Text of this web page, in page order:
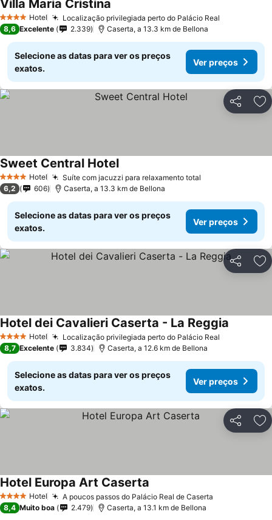
4 EstrelasHotel Localização privilegiada perto do Palácio Real
Villa Maria Cristina
8,6 Excelente 2.339 Caserta, a 13.3 km de Bellona
Selecione as datas para ver os preços
exatos.
Ver preços
Partilhar
4 EstrelasHotel Suíte com jacuzzi para relaxamento total
Sweet Central Hotel
6,2 606 Caserta, a 13.3 km de Bellona
Selecione as datas para ver os preços
exatos.
Ver preços
Partilhar
4 EstrelasHotel Localização privilegiada perto do Palácio Real
Hotel dei Cavalieri Caserta - La Reggia
8,7 Excelente 3.834 Caserta, a 12.6 km de Bellona
Selecione as datas para ver os preços
exatos.
Ver preços
Partilhar
4 EstrelasHotel A poucos passos do Palácio Real de Caserta
Hotel Europa Art Caserta
8,4 Muito boa 2.479 Caserta, a 13.1 km de Bellona